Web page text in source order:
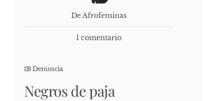
De Afrofeminas
1 comentario
Denuncia
Negros de paja